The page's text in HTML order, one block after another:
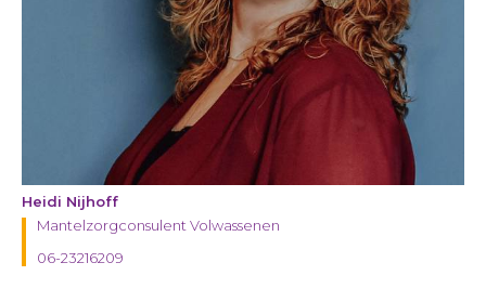
Heidi Nijhoff
Mantelzorgconsulent Volwassenen
06-23216209